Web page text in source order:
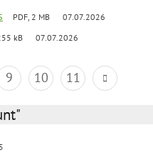
PDF, 2 MB 07.07.2026
kB 07.07.2026
9 10 11